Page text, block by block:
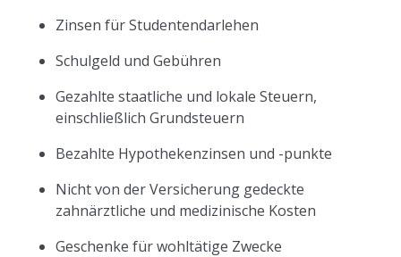
Zinsen für Studentendarlehen
Schulgeld und Gebühren
Gezahlte staatliche und lokale Steuern,
einschließlich Grundsteuern
Bezahlte Hypothekenzinsen und -punkte
Nicht von der Versicherung gedeckte
zahnärztliche und medizinische Kosten
Geschenke für wohltätige Zwecke